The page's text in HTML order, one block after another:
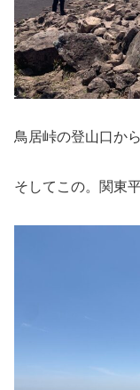
鳥居峠の登山口か
そしてこの。関東